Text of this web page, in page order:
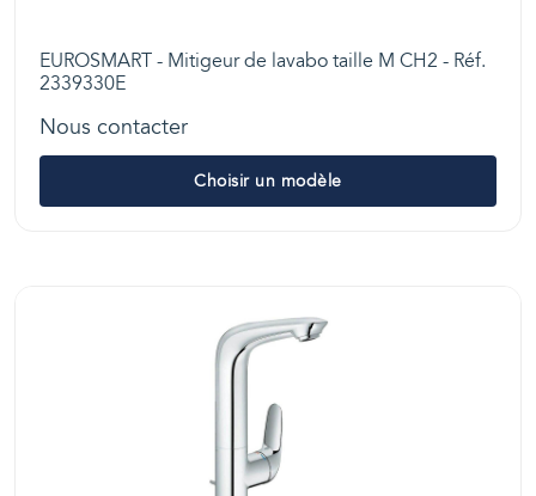
EUROSMART - Mitigeur de lavabo taille M CH2 - Réf.
2339330E
Nous contacter
Choisir un modèle